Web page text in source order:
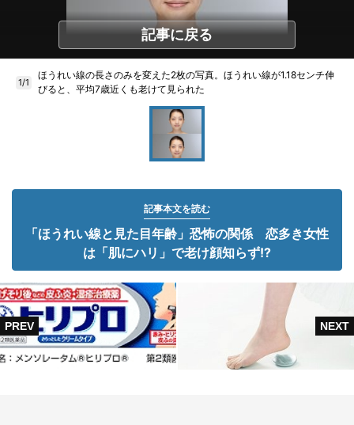
記事に戻る
1/1
ほうれい線の長さのみを変えた2枚の写真。ほうれい線が1.18センチ伸
びると、平均7歳近くも老けて見られた
記事本文を読む
「ほうれい線と見た目年齢」恐怖の関係 恋多き女性
は「肌にハリ」で老け顔知らず!?